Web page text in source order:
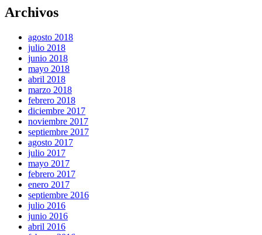
Archivos
agosto 2018
julio 2018
junio 2018
mayo 2018
abril 2018
marzo 2018
febrero 2018
diciembre 2017
noviembre 2017
septiembre 2017
agosto 2017
julio 2017
mayo 2017
febrero 2017
enero 2017
septiembre 2016
julio 2016
junio 2016
abril 2016